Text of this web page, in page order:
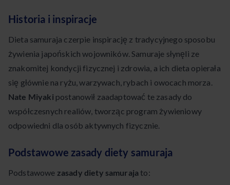
Historia i inspiracje
Dieta samuraja czerpie inspirację z tradycyjnego sposobu
żywienia japońskich wojowników. Samuraje słynęli ze
znakomitej kondycji fizycznej i zdrowia, a ich dieta opierała
się głównie na ryżu, warzywach, rybach i owocach morza.
Nate Miyaki postanowił zaadaptować te zasady do
współczesnych realiów, tworząc program żywieniowy
odpowiedni dla osób aktywnych fizycznie.
Podstawowe zasady diety samuraja
Podstawowe zasady diety samurajato: